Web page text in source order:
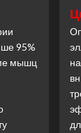
95%
мышц